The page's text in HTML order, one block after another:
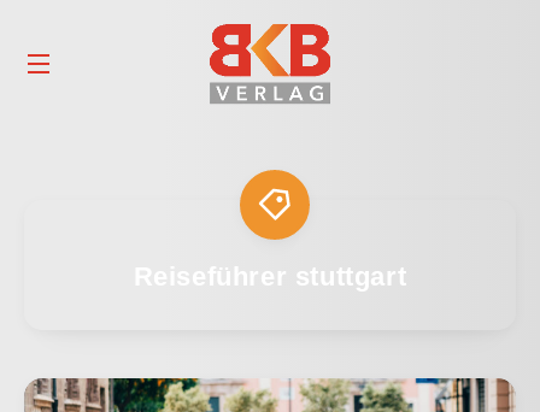
Reiseführer stuttgart